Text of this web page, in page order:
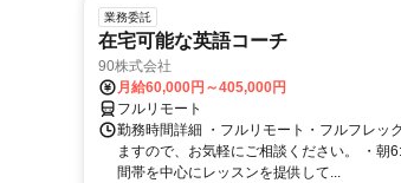
業務委託
在宅可能な英語コーチ
90株式会社
月給60,000円～405,000円
フルリモート
勤務時間詳細 ・フルリモート・フルフレッ
ますので、お気軽にご相談ください。 ・
間帯を中心にレッスンを提供して...